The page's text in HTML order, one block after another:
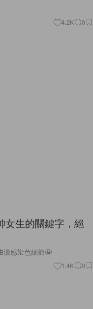
4.2K 0
女生的關鍵字，絕
漬感染色細節🤩
1.4K 0